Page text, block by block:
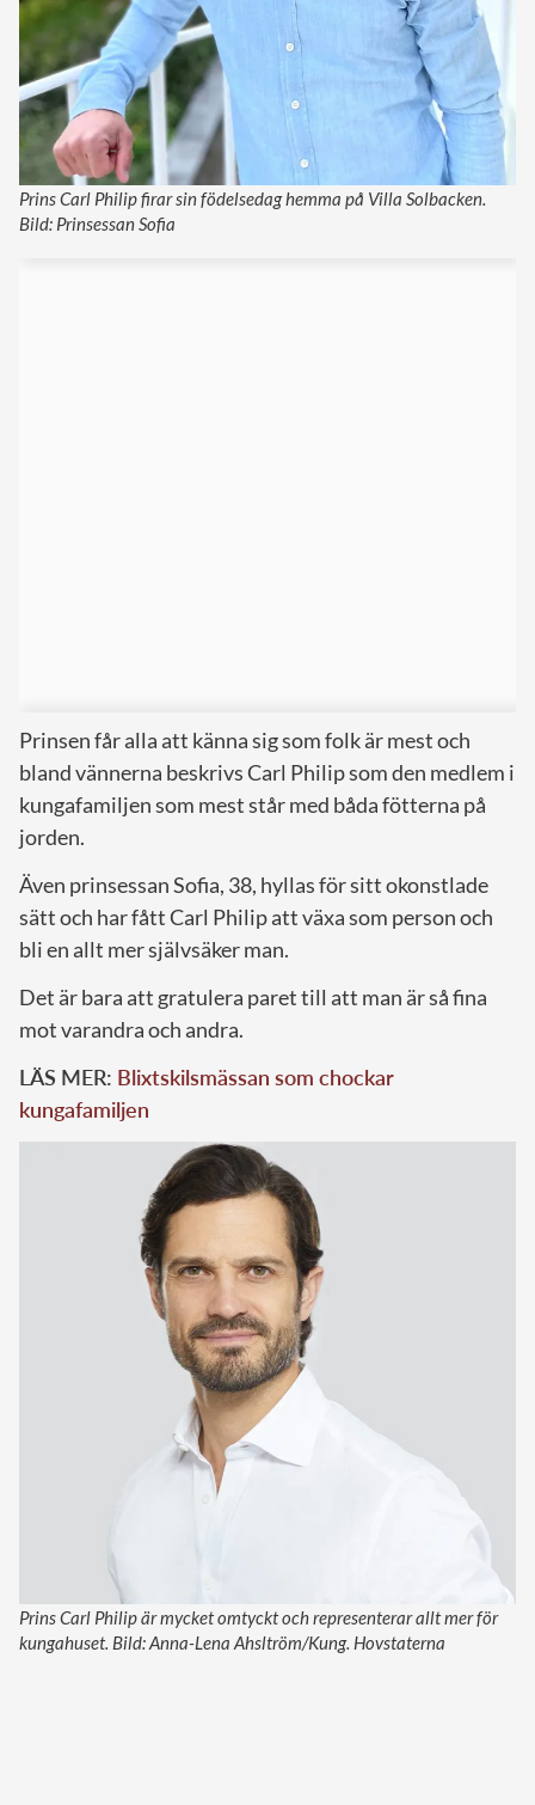
Prins Carl Philip firar sin födelsedag hemma på Villa Solbacken.
Bild: Prinsessan Sofia
Prinsen får alla att känna sig som folk är mest och
bland vännerna beskrivs Carl Philip som den medlem i
kungafamiljen som mest står med båda fötterna på
jorden.
Även prinsessan Sofia, 38, hyllas för sitt okonstlade
sätt och har fått Carl Philip att växa som person och
bli en allt mer självsäker man.
Det är bara att gratulera paret till att man är så fina
mot varandra och andra.
LÄS MER: Blixtskilsmässan som chockar
kungafamiljen
Prins Carl Philip är mycket omtyckt och representerar allt mer för
kungahuset. Bild: Anna-Lena Ahsltröm/Kung. Hovstaterna